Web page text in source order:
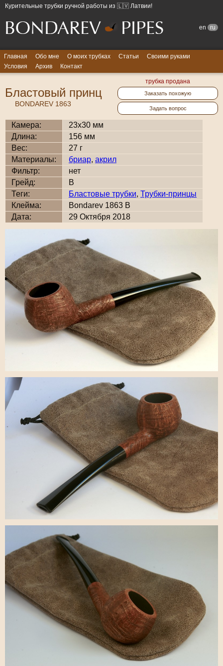
Курительные трубки ручной работы из 🇱🇻 Латвии!
en ru
Главная Обо мне О моих трубках Статьи
Своими руками
Условия
Архив Контакт
трубка продана
Заказать похожую
Задать вопрос
Бластовый принц
BONDAREV 1863
Камера:
23x30 мм
Длина:
156 мм
Вес:
27 г
Материалы:
бриар, акрил
Фильтр:
нет
Грейд:
B
Теги:
Бластовые трубки, Трубки-принцы
Клейма:
Bondarev 1863 B
Дата:
29 Октября 2018